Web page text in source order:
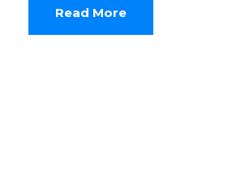
Read More